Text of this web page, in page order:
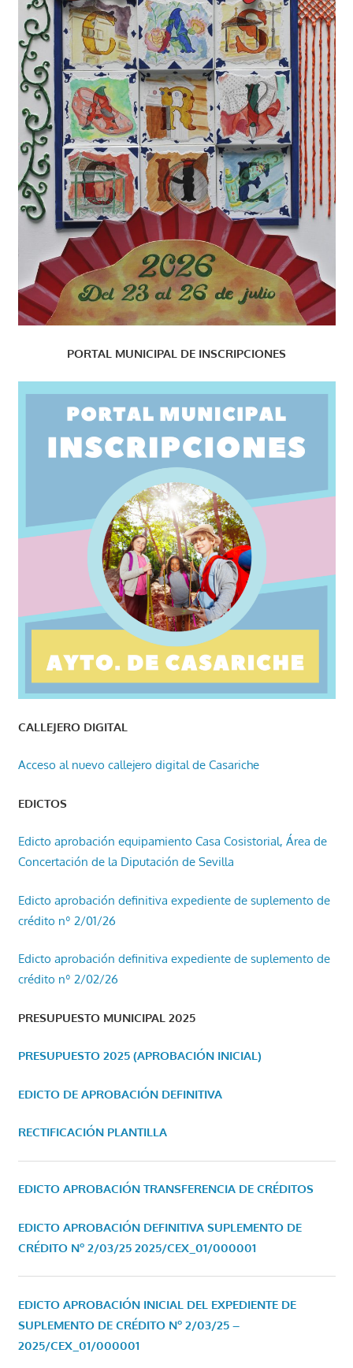
PORTAL MUNICIPAL DE INSCRIPCIONES
CALLEJERO DIGITAL
Acceso al nuevo callejero digital de Casariche
EDICTOS
Edicto aprobación equipamiento Casa Cosistorial, Área de
Concertación de la Diputación de Sevilla
Edicto aprobación definitiva expediente de suplemento de
crédito nº 2/01/26
Edicto aprobación definitiva expediente de suplemento de
crédito nº 2/02/26
PRESUPUESTO MUNICIPAL 2025
PRESUPUESTO 2025 (APROBACIÓN INICIAL)
EDICTO DE APROBACIÓN DEFINITIVA
RECTIFICACIÓN PLANTILLA
EDICTO APROBACIÓN TRANSFERENCIA DE CRÉDITOS
EDICTO APROBACIÓN DEFINITIVA SUPLEMENTO DE
CRÉDITO Nº 2/03/25 2025/CEX_01/000001
EDICTO APROBACIÓN INICIAL DEL EXPEDIENTE DE
SUPLEMENTO DE CRÉDITO Nº 2/03/25 –
2025/CEX_01/000001